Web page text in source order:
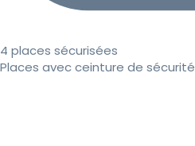
4 places sécurisées
Places avec ceinture de sécurité